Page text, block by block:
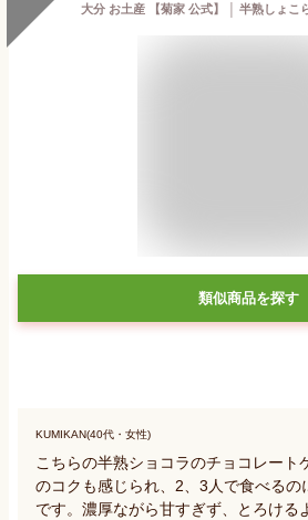
類似商品を探す
KUMIKAN(40代・女性)
こちらの半熟ショコラのチョコレート
のコクも感じられ、2、3人で食べるの
です。濃厚ながら甘すぎず、とろける